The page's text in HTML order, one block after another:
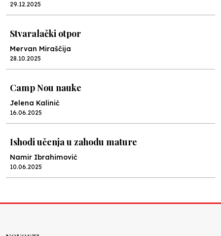
29.12.2025
Stvaralački otpor
Mervan Miraščija
28.10.2025
Camp Nou nauke
Jelena Kalinić
16.06.2025
Ishodi učenja u zahodu mature
Namir Ibrahimović
10.06.2025